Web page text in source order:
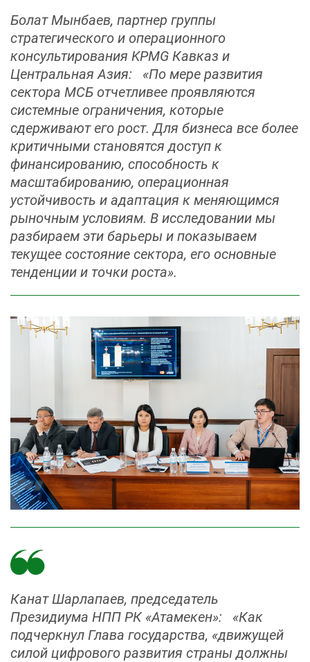
Болат Мынбаев, партнер группы
стратегического и операционного
консультирования KPMG Кавказ и
Центральная Азия: «По мере развития
сектора МСБ отчетливее проявляются
системные ограничения, которые
сдерживают его рост. Для бизнеса все более
критичными становятся доступ к
финансированию, способность к
масштабированию, операционная
устойчивость и адаптация к меняющимся
рыночным условиям. В исследовании мы
разбираем эти барьеры и показываем
текущее состояние сектора, его основные
тенденции и точки роста».
Канат Шарлапаев, председатель
Президиума НПП РК «Атамекен»: «Как
подчеркнул Глава государства, «движущей
силой цифрового развития страны должны